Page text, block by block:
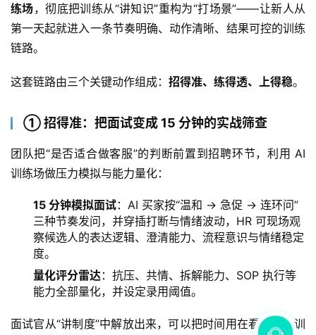
练场，彻底把训练从“讲知识”重构为“打场景”——让新人从
第一天起就进入一条节奏明确、动作清晰、结果可控的训练
链路。
这套链路由三个关键动作组成： 招得准、练得透、上得稳。
① 招得准：把面试变成 15 分钟的实战筛查
团队把“是否适合做客服”的判断前置到招聘环节，利用 AI
训练场做压力模拟与能力量化：
15 分钟模拟面试：AI 买家按“温和 → 急促 → 连环问”
三种节奏发问，并穿插打断与情绪波动，HR 可现场观
察候选人的表达逻辑、澄清能力、流程意识与情绪稳定
度。
量化评分雷达：抗压、共情、拆解能力、SOP 执行等
能力全部量化，并设定录用阈值。
面试官从“讲制度”中解放出来，可以把时间用在看潜力；训